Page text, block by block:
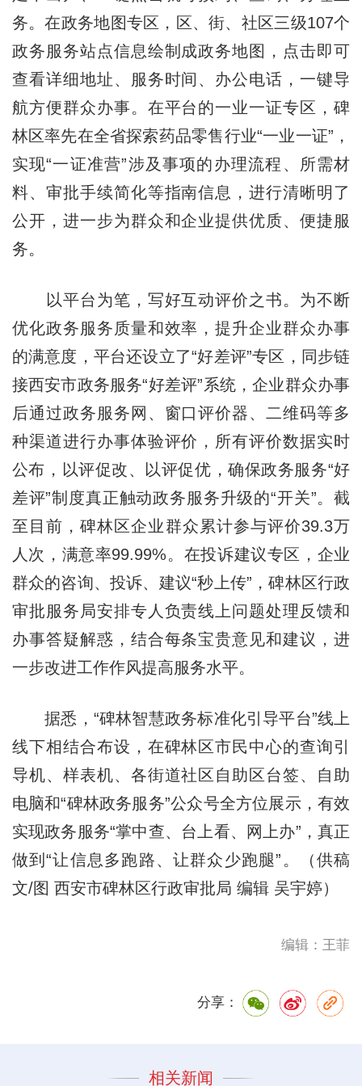
务。在政务地图专区，区、街、社区三级107个
政务服务站点信息绘制成政务地图，点击即可
查看详细地址、服务时间、办公电话，一键导
航方便群众办事。在平台的一业一证专区，碑
林区率先在全省探索药品零售行业“一业一证”，
实现“一证准营”涉及事项的办理流程、所需材
料、审批手续简化等指南信息，进行清晰明了
公开，进一步为群众和企业提供优质、便捷服
务。
以平台为笔，写好互动评价之书。为不断
优化政务服务质量和效率，提升企业群众办事
的满意度，平台还设立了“好差评”专区，同步链
接西安市政务服务“好差评”系统，企业群众办事
后通过政务服务网、窗口评价器、二维码等多
种渠道进行办事体验评价，所有评价数据实时
公布，以评促改、以评促优，确保政务服务“好
差评”制度真正触动政务服务升级的“开关”。截
至目前，碑林区企业群众累计参与评价39.3万
人次，满意率99.99%。在投诉建议专区，企业
群众的咨询、投诉、建议“秒上传”，碑林区行政
审批服务局安排专人负责线上问题处理反馈和
办事答疑解惑，结合每条宝贵意见和建议，进
一步改进工作作风提高服务水平。
据悉，“碑林智慧政务标准化引导平台”线上
线下相结合布设，在碑林区市民中心的查询引
导机、样表机、各街道社区自助区台签、自助
电脑和“碑林政务服务”公众号全方位展示，有效
实现政务服务“掌中查、台上看、网上办”，真正
做到“让信息多跑路、让群众少跑腿”。（供稿
文/图 西安市碑林区行政审批局 编辑 吴宇婷）
编辑：王菲
分享：
相关新闻